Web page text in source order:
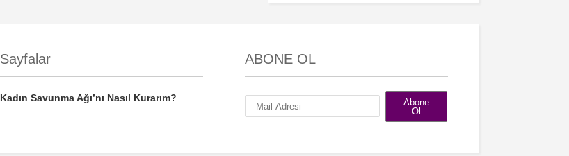
Sayfalar
Kadın Savunma Ağı’nı Nasıl Kurarım?
ABONE OL